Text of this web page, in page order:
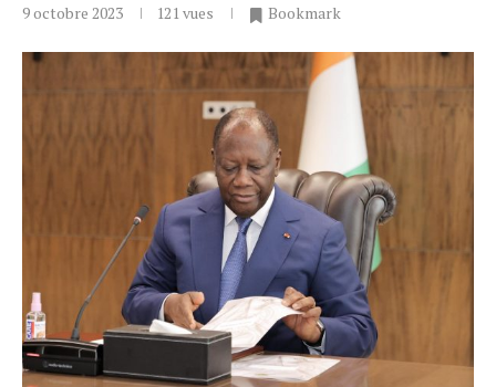
9 octobre 2023 121 vues Bookmark